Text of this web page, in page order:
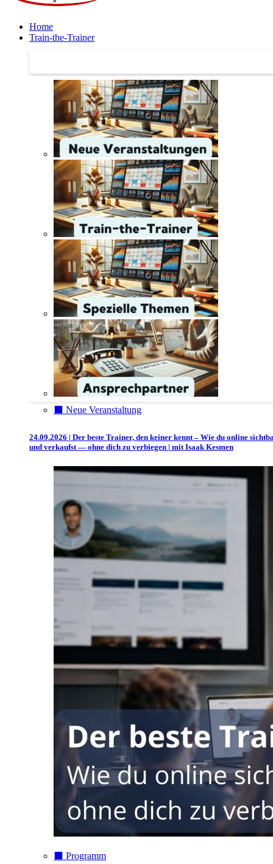
Home
Train-the-Trainer
⬛️ Neue Veranstaltung
24.09.2026 | Der beste Trainer, den keiner kennt – Wie du online
und verkaufst — ohne dich zu verbiegen | mit Isaak Kesmen
⬛️ Programm